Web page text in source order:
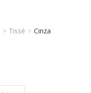
Tissé Cinza